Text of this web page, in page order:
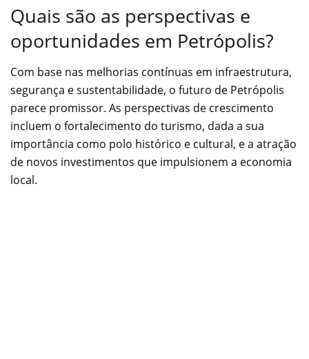
Quais são as perspectivas e
oportunidades em Petrópolis?
Com base nas melhorias contínuas em infraestrutura,
segurança e sustentabilidade, o futuro de Petrópolis
parece promissor. As perspectivas de crescimento
incluem o fortalecimento do turismo, dada a sua
importância como polo histórico e cultural, e a atração
de novos investimentos que impulsionem a economia
local.